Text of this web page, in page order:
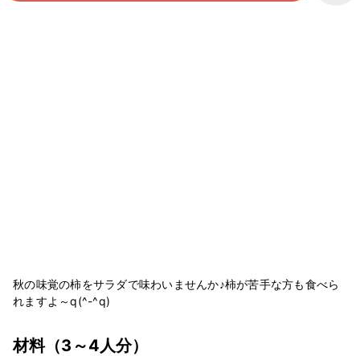
秋の味覚の柿をサラダで味わいませんか♪柿が苦手な方も食べら
れますよ～q(^-^q)
材料（3～4人分）